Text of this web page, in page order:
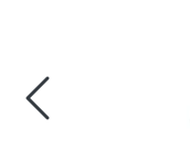
Elektromekanikk